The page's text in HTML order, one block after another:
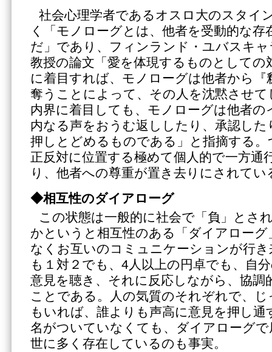
社会心理学者であるオスロ大のスタイ
く「モノローグとは、他者を受動的な
だ」であり、フィンランド・ユバスキ
教授の論文「愛を体現するものとしての
に着目すれば、モノローグは他者から『
奪うことによって、その人を沈黙させて
内界に着目しても、モノローグは他者の
内なる声をおうむ返ししたり、承認し
押しとどめるものである」と指摘する
正反対に位置する極めて個人的で一方通
り、他者への尊重が置き去りにされて
◆相互性のダイアローグ
この状態は一般的に社会で「負」とさ
かというと相互性のある「ダイアロー
なくお互いのコミュニケーションが行
も１対２でも、4人以上の円卓でも、自
意見を聴き、それに反応しながら、協調
ことである。人の気質のそれぞれで、
もいれば、誰よりも声高に意見を押し
名がついていなくても、ダイアローグ
世に多く存在しているのも事実。